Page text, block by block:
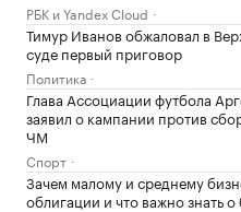
РБК и Yandex Cloud
Тимур Иванов обжаловал в
суде первый приговор
Политика
Глава Ассоциации футбола
заявил о кампании против
ЧМ
Спорт
Зачем малому и среднему
облигации и что важно знать